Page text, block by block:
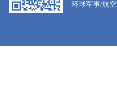
环球军事/航空